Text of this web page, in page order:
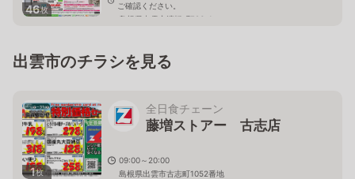
46枚
ご確認ください。
島根県出雲市渡橋町796-1
出雲市のチラシを見る
1枚
全日食チェーン
藤増ストアー 古志店
09:00～20:00
島根県出雲市古志町1052番地